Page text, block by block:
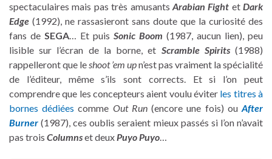
spectaculaires mais pas très amusants Arabian Fight et Dark
Edge (1992), ne rassasieront sans doute que la curiosité des
fans de SEGA… Et puis Sonic Boom (1987, aucun lien), peu
lisible sur l’écran de la borne, et Scramble Spirits(1988)
rappelleront que leshoot ’em upn’est pas vraiment la spécialité
de l’éditeur, même s’ils sont corrects. Et si l’on peut
comprendre que les concepteurs aient voulu éviter les titres à
bornes dédiées comme Out Run(encore une fois) ouAfter
Burner (1987), ces oublis seraient mieux passés si l’on n’avait
pas trois Columnset deuxPuyo Puyo…